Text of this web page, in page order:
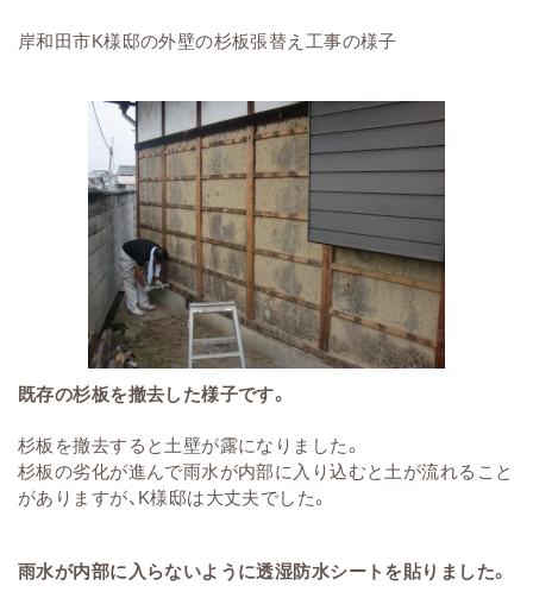
岸和田市K様邸の外壁の杉板張替え工事の様子
既存の杉板を撤去した様子です。
杉板を撤去すると土壁が露になりました。
杉板の劣化が進んで雨水が内部に入り込むと土が流れること
がありますが、K様邸は大丈夫でした。
雨水が内部に入らないように透湿防水シートを貼りました。